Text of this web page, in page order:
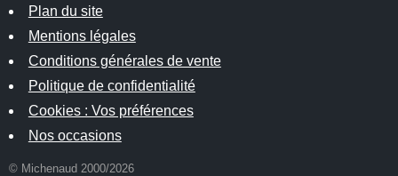
Plan du site
Mentions légales
Conditions générales de vente
Politique de confidentialité
Cookies : Vos préférences
Nos occasions
© Michenaud 2000/2026